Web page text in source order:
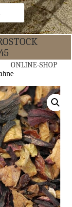
ONLINE-SHOP